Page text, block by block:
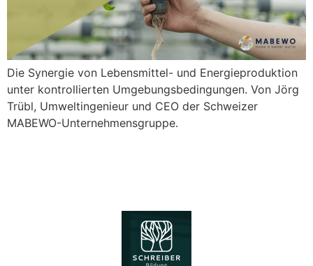
Die Synergie von Lebensmittel- und Energieproduktion
unter kontrollierten Umgebungsbedingungen. Von Jörg
Trübl, Umweltingenieur und CEO der Schweizer
MABEWO-Unternehmensgruppe.